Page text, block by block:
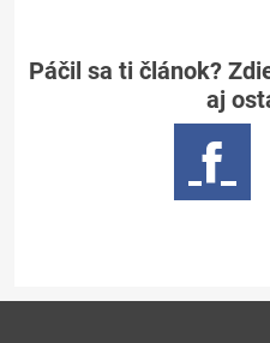
Páčil sa ti článok?
aj